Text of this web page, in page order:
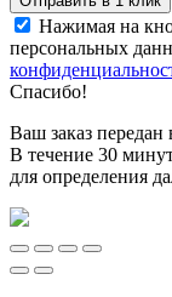
Нажимая на
персональных
Спасибо!
Ваш заказ
В течение 30
для определения